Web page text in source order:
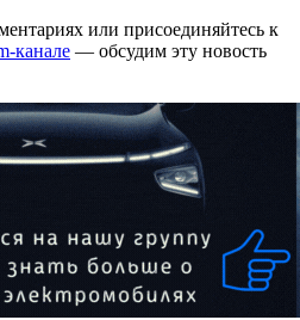
или присоединяйтесь к
канале — обсудим эту новость